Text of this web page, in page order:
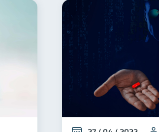
Ahorro Consejos 6
Derechos & Deberes
Cuenta Abandonada 2 Inversiones
Educación Financiera
Retiro